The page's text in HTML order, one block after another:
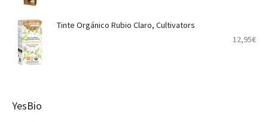
Tinte Orgánico Rubio Claro, Cultivators
12,95€
YesBio